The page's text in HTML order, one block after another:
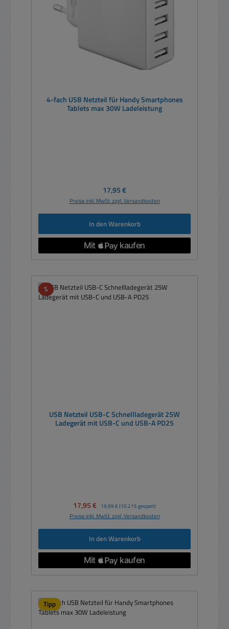
4-fach USB Netzteil für Handy Smartphones
Tablets max 30W Ladeleistung
Regulärer Preis:
17,95 €
Preise inkl. MwSt. zzgl. Versandkosten
In den Warenkorb
%Rabatt
USB Netzteil USB-C Schnellladegerät 25W
Ladegerät mit USB-C und USB-A PD25
Verkaufspreis:
17,95 € Regulärer Preis:
19,99 € (10.21% gespart)
Preise inkl. MwSt. zzgl. Versandkosten
In den Warenkorb
Tipp